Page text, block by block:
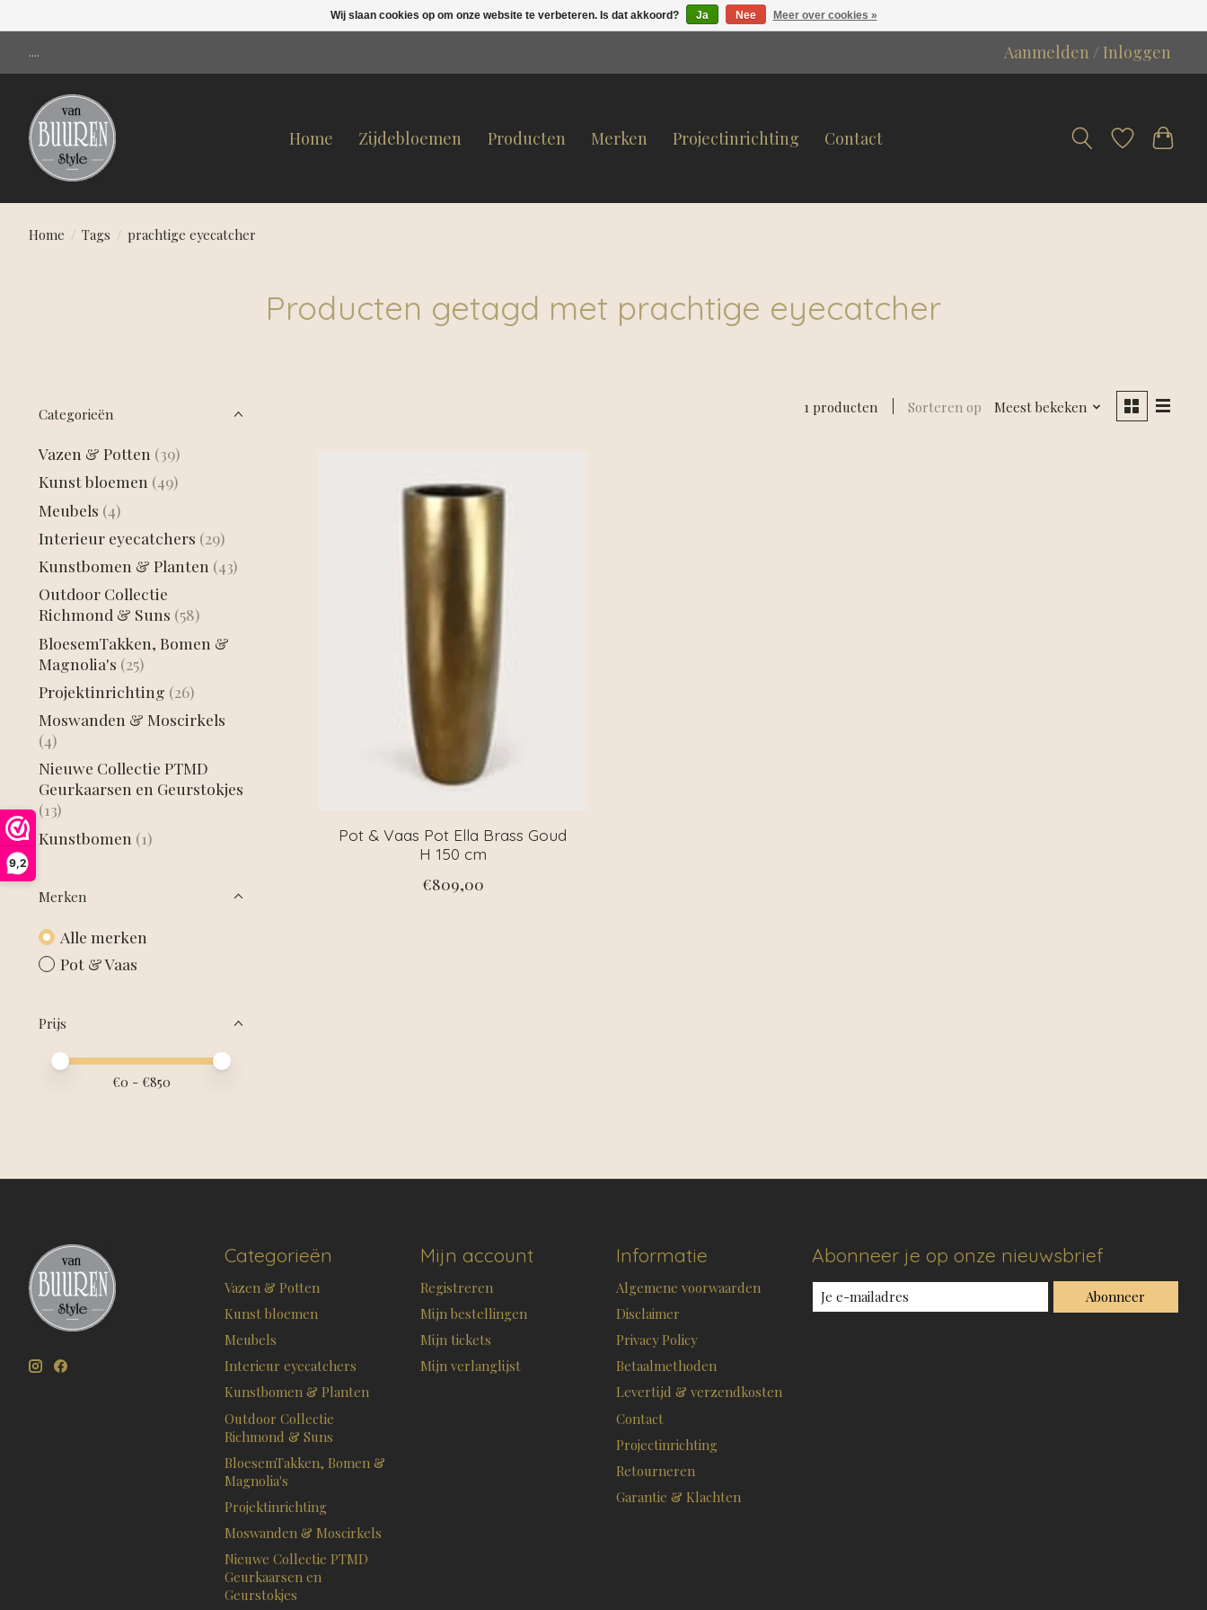
9,2
.... Aanmelden / Inloggen
Home Zijdebloemen Producten Merken Projectinrichting Contact
Home / Tags / prachtige eyecatcher
Producten getagd met prachtige eyecatcher
Categorieën
Vazen & Potten (39)
Kunst bloemen (49)
Meubels (4)
Interieur eyecatchers (29)
Kunstbomen & Planten (43)
Outdoor Collectie
Richmond & Suns (58)
BloesemTakken, Bomen &
Magnolia's (25)
Projektinrichting (26)
Moswanden & Moscirkels
(4)
Nieuwe Collectie PTMD
Geurkaarsen en Geurstokjes
(13)
Kunstbomen (1)
Merken
Alle merken
Pot & Vaas
Prijs
Minimale prijswaarde
Price maximum value
€0 - €850
1 producten Sorteren op Meest bekeken
Pot & Vaas Pot Ella Brass Goud
H 150 cm
€809,00
Categorieën
Vazen & Potten
Kunst bloemen
Meubels
Interieur eyecatchers
Kunstbomen & Planten
Outdoor Collectie
Richmond & Suns
BloesemTakken, Bomen &
Magnolia's
Projektinrichting
Moswanden & Moscirkels
Nieuwe Collectie PTMD
Geurkaarsen en
Geurstokjes
Mijn account
Registreren
Mijn bestellingen
Mijn tickets
Mijn verlanglijst
Informatie
Algemene voorwaarden
Disclaimer
Privacy Policy
Betaalmethoden
Levertijd & verzendkosten
Contact
Projectinrichting
Retourneren
Garantie & Klachten
Abonneer je op onze nieuwsbrief
Abonneer
Wij slaan cookies op om onze website te verbeteren. Is dat akkoord? Ja Nee Meer over cookies »